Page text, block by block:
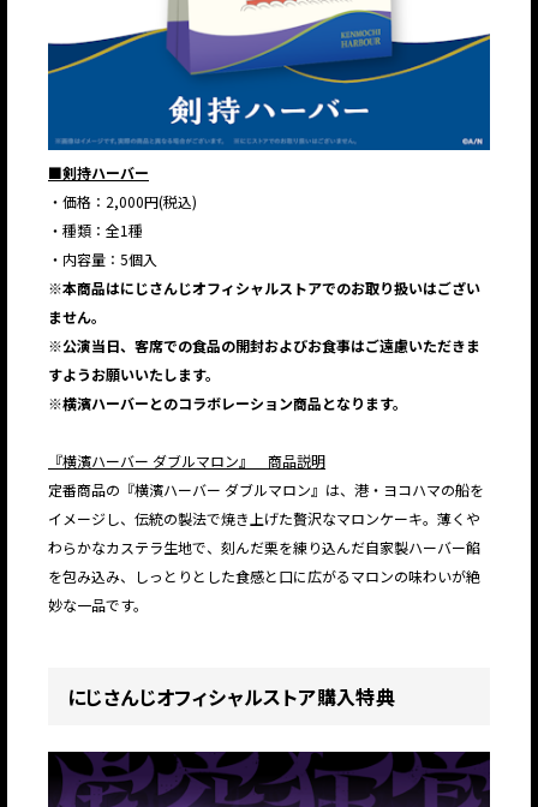
■剣持ハーバー
・価格：2,000円(税込)
・種類：全1種
・内容量：5個入
※本商品はにじさんじオフィシャルストアでのお取り扱いはござい
ません。
※公演当日、客席での食品の開封およびお食事はご遠慮いただきま
すようお願いいたします。
※横濱ハーバーとのコラボレーション商品となります。
『横濱ハーバー ダブルマロン』 商品説明
定番商品の『横濱ハーバー ダブルマロン』は、港・ヨコハマの船を
イメージし、伝統の製法で焼き上げた贅沢なマロンケーキ。薄くや
わらかなカステラ生地で、刻んだ栗を練り込んだ自家製ハーバー餡
を包み込み、しっとりとした食感と口に広がるマロンの味わいが絶
妙な一品です。
にじさんじオフィシャルストア購入特典